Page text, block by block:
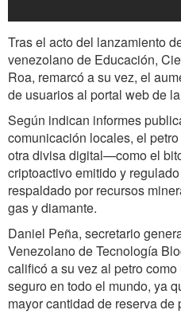
Tras el acto del lanzamiento
venezolano de Educación,
Roa, remarcó a su vez, el
de usuarios al portal web de
Según indican informes
comunicación locales, el
otra divisa digital—como el
criptoactivo emitido y
respaldado por recursos
gas y diamante.
Daniel Peña, secretario
Venezolano de Tecnología
calificó a su vez al petro
seguro en todo el mundo, ya
mayor cantidad de reserva de